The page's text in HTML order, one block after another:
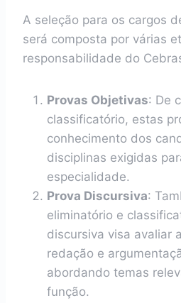
A seleção para os cargos
será composta por várias
responsabilidade do
Provas Objetivas: De
classificatório, estas
conhecimento dos
disciplinas exigidas
especialidade.
Prova Discursiva:
eliminatório e
discursiva visa avaliar
redação e
abordando temas
função.